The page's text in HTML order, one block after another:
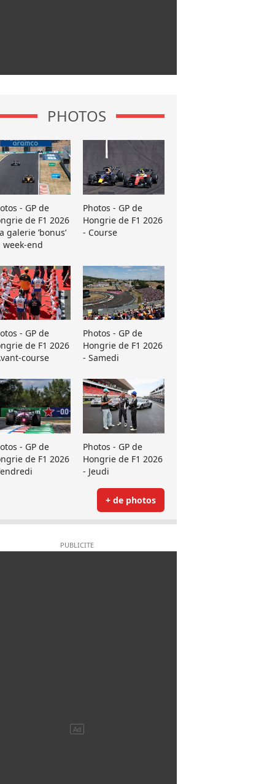
PHOTOS
- GP de
de F1 2026
galerie ’bonus’
week-end
Photos - GP de
Hongrie de F1 2026
- Course
- GP de
de F1 2026
course
Photos - GP de
Hongrie de F1 2026
- Samedi
- GP de
de F1 2026
Photos - GP de
Hongrie de F1 2026
- Jeudi
+ de photos